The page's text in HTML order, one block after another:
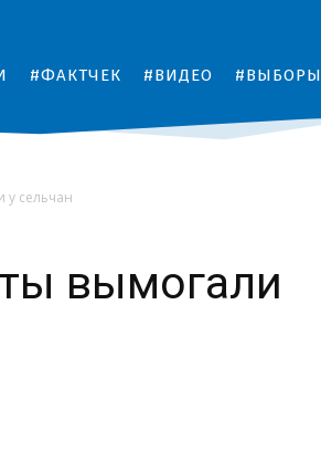
#ФАКТЧЕК #ВИДЕО #ВЫБОРЫ
у сельчан
вымогали